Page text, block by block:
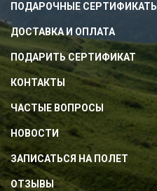
ПОДАРОЧНЫЕ СЕРТИФИКАТЫ
ДОСТАВКА И ОПЛАТА
ПОДАРИТЬ СЕРТИФИКАТ
КОНТАКТЫ
ЧАСТЫЕ ВОПРОСЫ
НОВОСТИ
ЗАПИСАТЬСЯ НА ПОЛЕТ
ОТЗЫВЫ